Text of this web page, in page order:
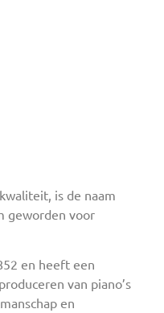
is de naam
geworden voor
en heeft een
van piano’s
en